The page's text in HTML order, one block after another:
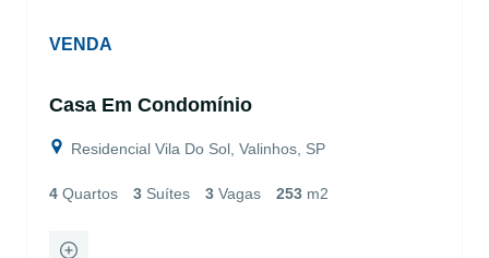
VENDA
Casa Em Condomínio
Residencial Vila Do Sol, Valinhos, SP
4 Quartos 3 Suítes 3 Vagas 253 m2